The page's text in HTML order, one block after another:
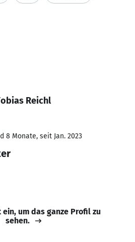
Reichl
8 Monate, seit Jan. 2023
ein, um das ganze Profil zu
sehen.